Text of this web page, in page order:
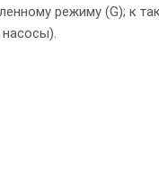
режиму (G); к